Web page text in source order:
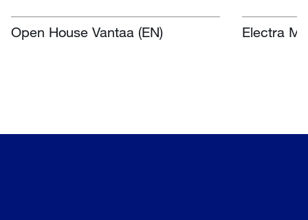
Open House Vantaa (EN) Electra